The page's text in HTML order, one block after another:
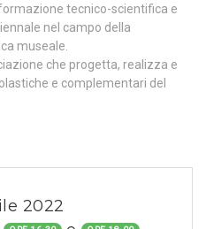
tecnico-scientifica e
nel campo della
museale.
che progetta, realizza e
e complementari del
2022